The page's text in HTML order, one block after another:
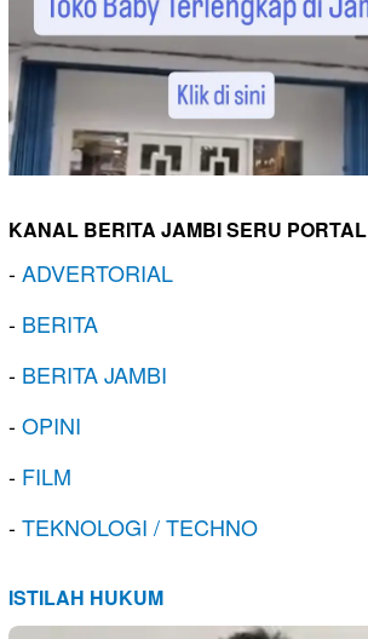
KANAL BERITA JAMBI SERU PORTAL
-ADVERTORIAL
- BERITA
- BERITA JAMBI
-OPINI
- FILM
-TEKNOLOGI / TECHNO
ISTILAH HUKUM